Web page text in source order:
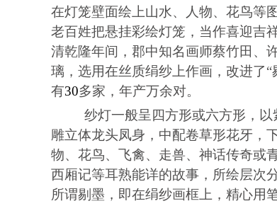
在灯笼壁面绘上山水、人物、花鸟等
老百姓把悬挂彩绘灯笼，当作喜迎吉
清乾隆年间，郡中知名画师蔡竹田、
璃，选用在丝质绢纱上作画，改进了“
有30多家，年产万余对。
纱灯一般呈四方形或六方形，
雕立体龙头凤身，中配卷草形花牙，
物、花鸟、飞禽、走兽、神话传奇或
西厢记等耳熟能详的故事，所绘层次
所谓剔墨，即在绢纱画框上，精心用